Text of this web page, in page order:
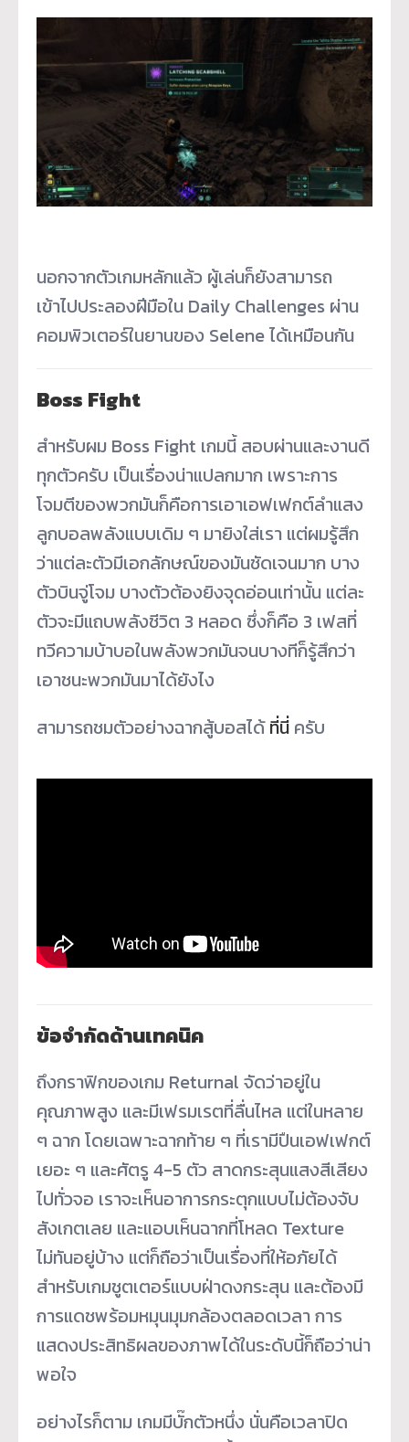
นอกจากตัวเกมหลักแล้ว ผู้เล่นก็ยังสามารถ
เข้าไปประลองฝีมือใน Daily Challenges ผ่าน
คอมพิวเตอร์ในยานของ Selene ได้เหมือนกัน
Boss Fight
สำหรับผม Boss Fight เกมนี้ สอบผ่านและงานดี
ทุกตัวครับ เป็นเรื่องน่าแปลกมาก เพราะการ
โจมตีของพวกมันก็คือการเอาเอฟเฟกต์ลำแสง
ลูกบอลพลังแบบเดิม ๆ มายิงใส่เรา แต่ผมรู้สึก
ว่าแต่ละตัวมีเอกลักษณ์ของมันชัดเจนมาก บาง
ตัวบินจู่โจม บางตัวต้องยิงจุดอ่อนเท่านั้น แต่ละ
ตัวจะมีแถบพลังชีวิต 3 หลอด ซึ่งก็คือ 3 เฟสที่
ทวีความบ้าบอในพลังพวกมันจนบางทีก็รู้สึกว่า
เอาชนะพวกมันมาได้ยังไง
สามารถชมตัวอย่างฉากสู้บอสได้ที่นี่ ครับ
ข้อจำกัดด้านเทคนิค
ถึงกราฟิกของเกม Returnal จัดว่าอยู่ใน
คุณภาพสูง และมีเฟรมเรตที่ลื่นไหล แต่ในหลาย
ๆ ฉาก โดยเฉพาะฉากท้าย ๆ ที่เรามีปืนเอฟเฟกต์
เยอะ ๆ และศัตรู 4-5 ตัว สาดกระสุนแสงสีเสียง
ไปทั่วจอ เราจะเห็นอาการกระตุกแบบไม่ต้องจับ
สังเกตเลย และแอบเห็นฉากที่โหลด Texture
ไม่ทันอยู่บ้าง แต่ก็ถือว่าเป็นเรื่องที่ให้อภัยได้
สำหรับเกมชูตเตอร์แบบฝ่าดงกระสุน และต้องมี
การแดชพร้อมหมุนมุมกล้องตลอดเวลา การ
แสดงประสิทธิผลของภาพได้ในระดับนี้ก็ถือว่าน่า
พอใจ
อย่างไรก็ตาม เกมมีบั๊กตัวหนึ่ง นั่นคือเวลาปิด